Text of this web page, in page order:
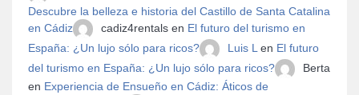
Descubre la belleza e historia del Castillo de Santa Catalina
en Cádiz
cadiz4rentals en El futuro del turismo en
España: ¿Un lujo sólo para ricos?
Luis L en El futuro
del turismo en España: ¿Un lujo sólo para ricos?
Berta
en Experiencia de Ensueño en Cádiz: Áticos de